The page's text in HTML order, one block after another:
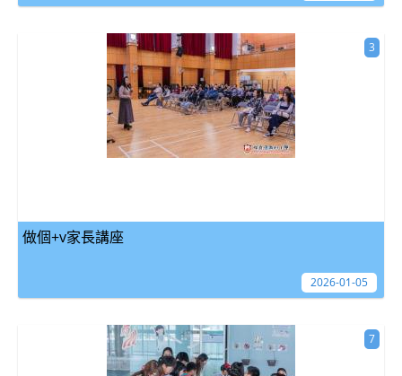
做個+v家長講座
3
2026-01-05
7